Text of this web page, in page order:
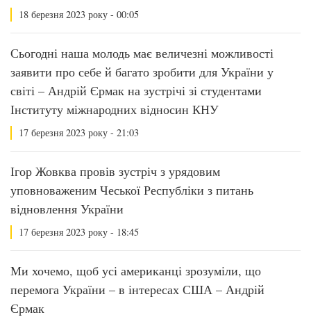
18 березня 2023 року - 00:05
Сьогодні наша молодь має величезні можливості
заявити про себе й багато зробити для України у
світі – Андрій Єрмак на зустрічі зі студентами
Інституту міжнародних відносин КНУ
17 березня 2023 року - 21:03
Ігор Жовква провів зустріч з урядовим
уповноваженим Чеської Республіки з питань
відновлення України
17 березня 2023 року - 18:45
Ми хочемо, щоб усі американці зрозуміли, що
перемога України – в інтересах США – Андрій
Єрмак